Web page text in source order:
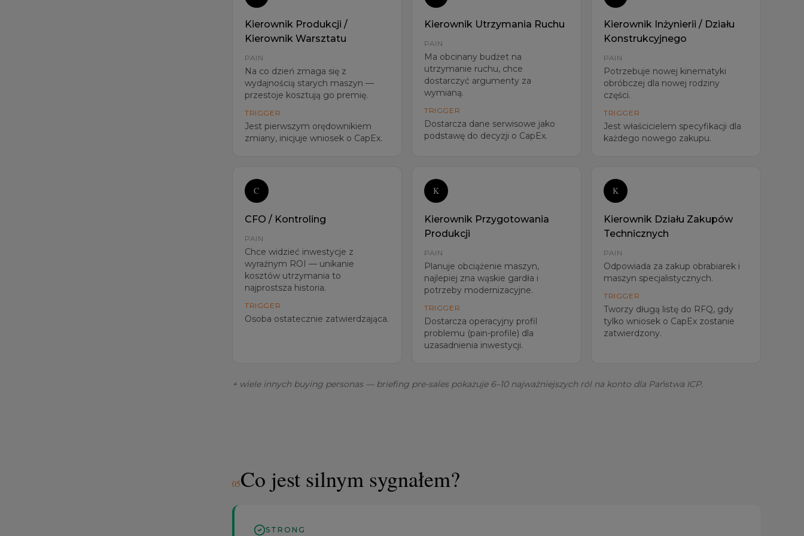
Kierownik Produkcji /
Kierownik Warsztatu
PAIN
Na co dzień zmaga się z
wydajnością starych maszyn —
przestoje kosztują go premię.
TRIGGER
Jest pierwszym orędownikiem
zmiany, inicjuje wniosek o CapEx.
Kierownik Utrzymania Ruchu
PAIN
Ma obcinany budżet na
utrzymanie ruchu, chce
dostarczyć argumenty za
wymianą.
TRIGGER
Dostarcza dane serwisowe jako
podstawę do decyzji o CapEx.
Kierownik Inżynierii / Działu
Konstrukcyjnego
PAIN
Potrzebuje nowej kinematyki
obróbczej dla nowej rodziny
części.
TRIGGER
Jest właścicielem specyfikacji dla
każdego nowego zakupu.
C
CFO / Kontroling
PAIN
Chce widzieć inwestycje z
wyraźnym ROI — unikanie
kosztów utrzymania to
najprostsza historia.
TRIGGER
Osoba ostatecznie zatwierdzająca.
K
Kierownik Przygotowania
Produkcji
PAIN
Planuje obciążenie maszyn,
najlepiej zna wąskie gardła i
potrzeby modernizacyjne.
TRIGGER
Dostarcza operacyjny profil
problemu (pain-profile) dla
uzasadnienia inwestycji.
K
Kierownik Działu Zakupów
Technicznych
PAIN
Odpowiada za zakup obrabiarek i
maszyn specjalistycznych.
TRIGGER
Tworzy długą listę do RFQ, gdy
tylko wniosek o CapEx zostanie
zatwierdzony.
+ wiele innych buying personas — briefing pre-sales pokazuje 6–10 najważniejszych ról na konto dla Państwa ICP.
05Co jest silnym sygnałem?
STRONG